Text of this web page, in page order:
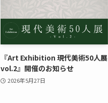
『Art Exhibition 現代美術50人展
vol.2』開催のお知らせ
2026年5月27日